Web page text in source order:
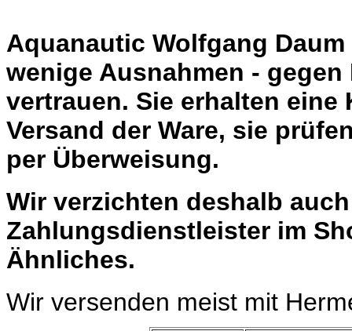
Aquanautic Wolfgang
wenige Ausnahmen -
vertrauen. Sie erhalten
Versand der Ware, sie
per Überweisung.
Wir verzichten deshalb
Zahlungsdienstleister im
Ähnliches.
Wir versenden meist mit